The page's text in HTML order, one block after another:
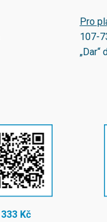
Pro
107-
„Dar“
333 Kč